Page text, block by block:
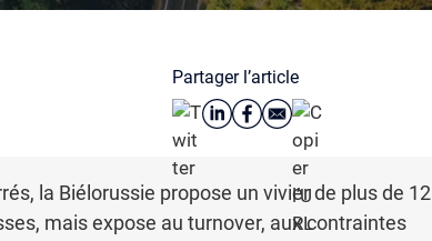
Partager l’article
la Biélorussie propose un vivier de plus de 12
mais expose au turnover, aux contraintes